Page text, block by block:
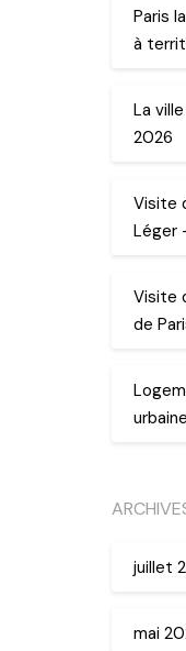
Paris
à
La
2026
Visite
Léger
Visite
de
juillet
mai